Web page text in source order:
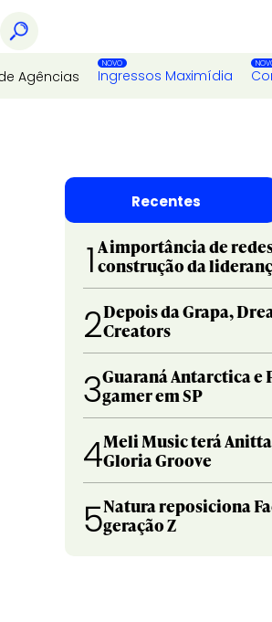
Agências Ingressos Maximídia
Recentes
1 A importância de
construção da
2Depois da Grapa,
Creators
3Guaraná Antarctica
gamer em SP
4Meli Music terá
Gloria Groove
5Natura reposiciona
geração Z